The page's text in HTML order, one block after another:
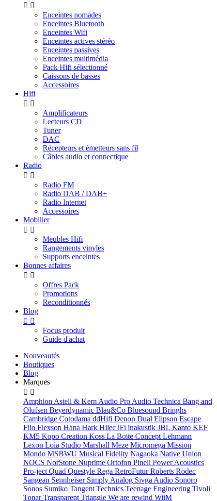
 
Enceintes nomades
Enceintes Bluetooth
Enceintes Wifi
Enceintes actives stéréo
Enceintes passives
Enceintes multimédia
Pack Hifi sélectionné
Caissons de basses
Accessoires
Hifi
 
Amplificateurs
Lecteurs CD
Tuner
DAC
Récepteurs et émetteurs sans fil
Câbles audio et connectique
Radio
 
Radio FM
Radio DAB / DAB+
Radio Internet
Accessoires
Mobilier
 
Meubles Hifi
Rangements vinyles
Supports enceintes
Bonnes affaires
 
Offres Pack
Promotions
Reconditionnés
Blog
 
Focus produit
Guide d'achat
Nouveautés
Boutiques
Blog
Marques
 
Amphion Astell & Kern Audio Pro Audio Technica Bang and
Olufsen Beyerdynamic Blaq&Co Bluesound Bringhs
Cambridge Cotodama ddHifi Denon Dual Elipson Escape
Fiio Flexson Hana Hark Hilec iFi inakustik JBL Kanto KEF
KM5 Kopo Creation Koss La Boite Concept Lehmann
Lexon Loia Studio Marshall Meze Micromega Mission
Mondo MSBWU Musical Fidelity Nagaoka Native Union
NOCS NorStone Nuprime Ortofon Pinell Power Acoustics
Pro-ject Quad Questyle Rega RetroFuturRoberts Rodec
Sangean Sennheiser Simply Analog Sivga Audio Sonoro
Sonos Sumiko Tangent Technics Teenage Engineering Tivoli
TonarTransparent Triangle We are rewind WiiM